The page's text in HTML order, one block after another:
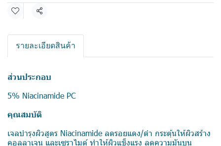
แชร์
รายละเอียดสินค้า
ส่วนประกอบ
5% Niacinamide PC
คุณสมบัติ
เจลบำรุงผิวสูตร Niacinamide ลดรอยแดง/ดำ กระตุ้นให้ผิวสร้าง
คอลลาเจน และเซราไมด์ ทำให้ผิวแข็งแรง ลดความมันบน